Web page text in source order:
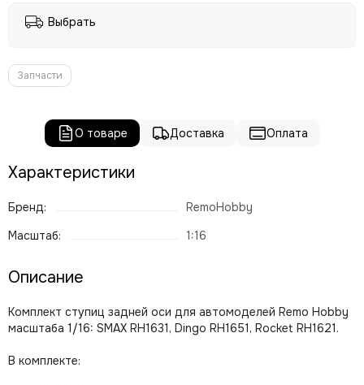
Выбрать
Запчасти
О товаре Доставка Оплата
Характеристики
Бренд:
RemoHobby
Масштаб:
1:16
Описание
Комплект ступиц задней оси для автомоделей Remo Hobby
масштаба 1/16: SMAX RH1631, Dingo RH1651, Rocket RH1621.
В комплекте: